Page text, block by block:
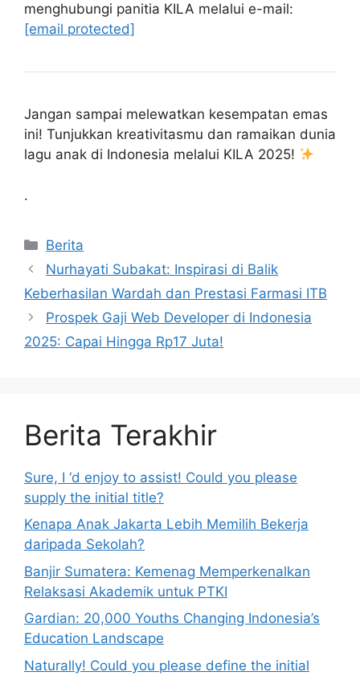
menghubungi panitia KILA melalui e-mail:
[email protected]
Jangan sampai melewatkan kesempatan emas
ini! Tunjukkan kreativitasmu dan ramaikan dunia
lagu anak di Indonesia melalui KILA 2025!
.
Kategori
Berita
Nurhayati Subakat: Inspirasi di Balik
Keberhasilan Wardah dan Prestasi Farmasi ITB
Prospek Gaji Web Developer di Indonesia
2025: Capai Hingga Rp17 Juta!
Berita Terakhir
Sure, I ‘d enjoy to assist! Could you please
supply the initial title?
Kenapa Anak Jakarta Lebih Memilih Bekerja
daripada Sekolah?
Banjir Sumatera: Kemenag Memperkenalkan
Relaksasi Akademik untuk PTKI
Gardian: 20,000 Youths Changing Indonesia’s
Education Landscape
Naturally! Could you please define the initial